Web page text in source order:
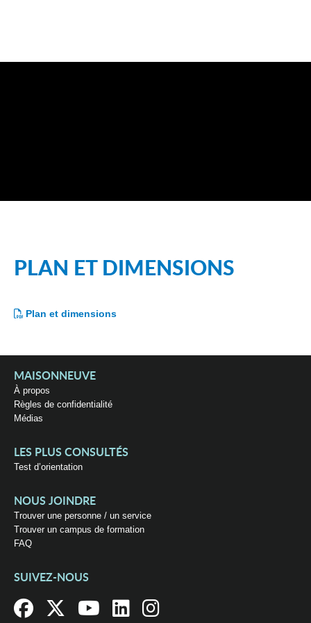
PLAN ET DIMENSIONS
Plan et dimensions
MAISONNEUVE
À propos
Règles de confidentialité
Médias
LES PLUS CONSULTÉS
Test d’orientation
NOUS JOINDRE
Trouver une personne / un service
Trouver un campus de formation
FAQ
SUIVEZ-NOUS